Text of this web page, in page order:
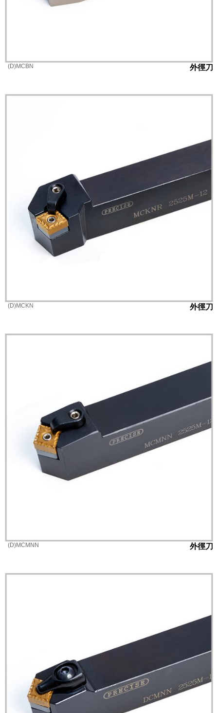
外徑刀
(D)MCBN
外徑刀
(D)MCKN
外徑刀
(D)MCMNN